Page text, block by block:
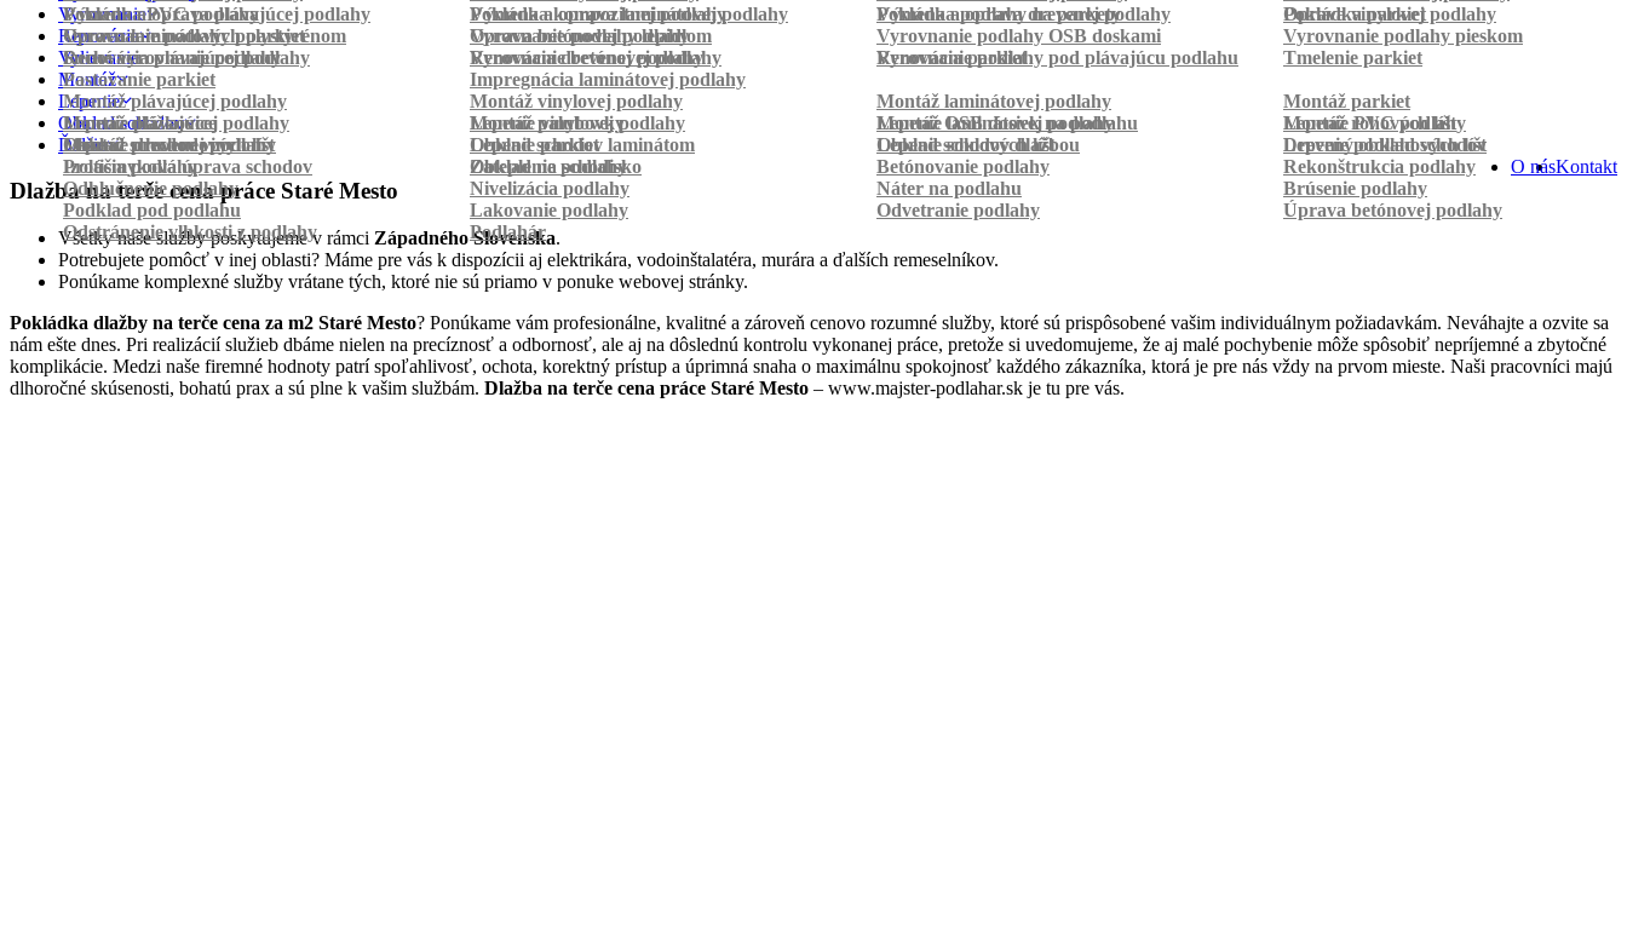
Pokládka PVC podlahy
Pokládka kompozitnej podlahy Pokládka podlahy na parkety Pokládka parkiet
Výmena a oprava plávajúcej podlahy
Výmena a oprava laminátovej podlahy Výmena a oprava drevenej podlahy
Oprava vinylovej podlahy
Oprava laminátových parkiet
Oprava betónovej podlahy
Vyrovnanie
Vyrovnanie podlahy polystyrénom
Vyrovnanie podlahy lepidlom Vyrovnanie podlahy OSB doskami
Vyrovnanie podlahy pieskom
Suché vyrovnanie podlahy
Vyrovnanie betónovej podlahy Vyrovnanie podlahy pod plávajúcu podlahu
Renovácia
Renovácia plávajúcej podlahy
Renovácia drevenej podlahy Renovácia parkiet
Tmelenie parkiet
Pastovanie parkiet
Impregnácia laminátovej podlahy
Vylievanie
Montáž
Montáž plávajúcej podlahy
Montáž vinylovej podlahy Montáž laminátovej podlahy
Montáž parkiet
Montáž dlážkovice
Montáž palubovky Montáž OSB dosiek na podlahu
Montáž rohových líšt
Montáž prechodových líšt
Lepenie
Lepenie plávajúcej podlahy
Lepenie vinylovej podlahy Lepenie laminátovej podlahy
Lepenie PVC podlahy
Lepenie drevenej podlahy
Lepenie parkiet Lepenie soklových líšt Lepenie podlahových líšt
Obklad schodov
Obklad schodov vinylom
Obklad schodov laminátom Obklad schodov dlažbou
Drevený obklad schodov
Protišmyková úprava schodov
Obklad na schodisko
Ďalšie
Izolácia podlahy
Zateplenie podlahy Betónovanie podlahy
Rekonštrukcia podlahy
Odhlučnenie podlahy
Nivelizácia podlahy Náter na podlahu
Brúsenie podlahy
Podklad pod podlahu
Lakovanie podlahy Odvetranie podlahy
Úprava betónovej podlahy
Odstránenie vlhkosti z podlahy
Podlahár
Kontakt
O nás
Dlažba na terče cena práce Staré Mesto
Všetky naše služby poskytujeme v rámci Západného Slovenska.
Potrebujete pomôcť v inej oblasti? Máme pre vás k dispozícii aj elektrikára, vodoinštalatéra, murára a ďalších remeselníkov.
Ponúkame komplexné služby vrátane tých, ktoré nie sú priamo v ponuke webovej stránky.
Pokládka dlažby na terče cena za m2 Staré Mesto? Ponúkame vám profesionálne, kvalitné a zároveň cenovo rozumné služby, ktoré sú prispôsobené vašim individuálnym požiadavkám. Neváhajte a ozvite sa
nám ešte dnes. Pri realizácií služieb dbáme nielen na precíznosť a odbornosť, ale aj na dôslednú kontrolu vykonanej práce, pretože si uvedomujeme, že aj malé pochybenie môže spôsobiť nepríjemné a zbytočné
komplikácie. Medzi naše firemné hodnoty patrí spoľahlivosť, ochota, korektný prístup a úprimná snaha o maximálnu spokojnosť každého zákazníka, ktorá je pre nás vždy na prvom mieste. Naši pracovníci majú
dlhoročné skúsenosti, bohatú prax a sú plne k vašim službám. Dlažba na terče cena práce Staré Mesto – www.majster-podlahar.sk je tu pre vás.